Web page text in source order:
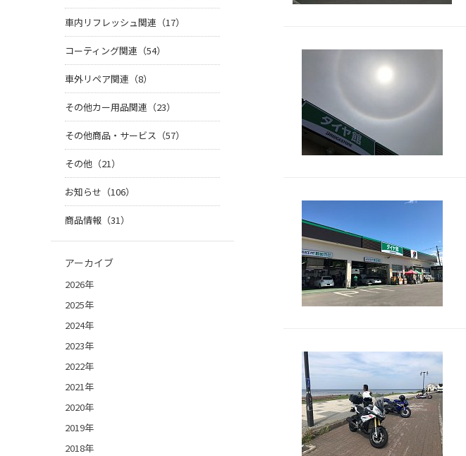
車内リフレッシュ関連（17）
コーティング関連（54）
車外リペア関連（8）
その他カー用品関連（23）
その他商品・サービス（57）
その他（21）
お知らせ（106）
商品情報（31）
アーカイブ
2026年
2025年
2024年
2023年
2022年
2021年
2020年
2019年
2018年